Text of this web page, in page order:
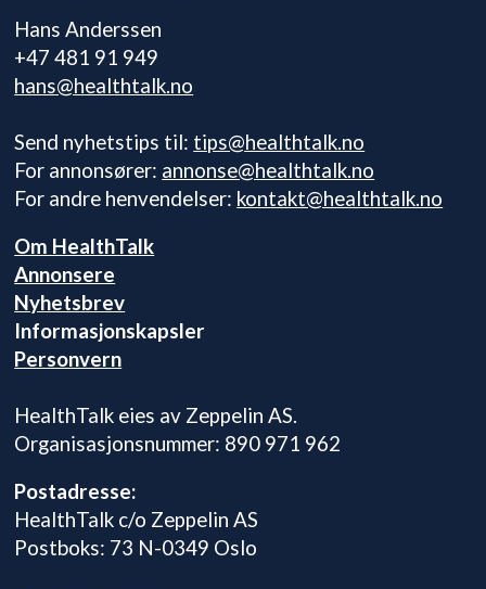
Hans Anderssen
+47 481 91 949
hans@healthtalk.no
Send nyhetstips til: tips@healthtalk.no
For annonsører: annonse@healthtalk.no
For andre henvendelser: kontakt@healthtalk.no
Om HealthTalk
Annonsere
Nyhetsbrev
Informasjonskapsler
Personvern
HealthTalk eies av Zeppelin AS.
Organisasjonsnummer: 890 971 962
Postadresse:
HealthTalk c/o Zeppelin AS
Postboks: 73 N-0349 Oslo